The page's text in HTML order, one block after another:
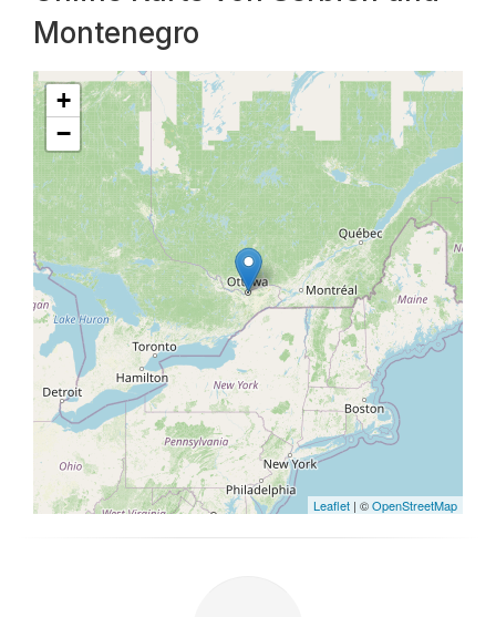
Montenegro
+
−
Leaflet | ©OpenStreetMap